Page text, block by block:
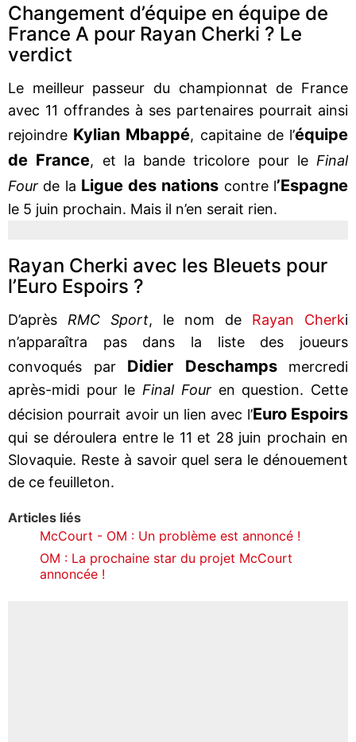
Changement d’équipe en équipe de
France A pour Rayan Cherki ? Le
verdict
Le meilleur passeur du championnat de France
avec 11 offrandes à ses partenaires pourrait ainsi
rejoindre Kylian Mbappé, capitaine de l’équipe
de France, et la bande tricolore pour le Final
Four de la Ligue des nations contre l’Espagne
le 5 juin prochain. Mais il n’en serait rien.
Rayan Cherki avec les Bleuets pour
l’Euro Espoirs ?
D’après RMC Sport, le nom de Rayan Cherki
n’apparaîtra pas dans la liste des joueurs
convoqués par Didier Deschamps
mercredi
après-midi pour le Final Fouren question. Cette
décision pourrait avoir un lien avec l’Euro Espoirs
qui se déroulera entre le 11 et 28 juin prochain en
Slovaquie. Reste à savoir quel sera le dénouement
de ce feuilleton.
Articles liés
McCourt - OM : Un problème est annoncé !
OM : La prochaine star du projet McCourt
annoncée !